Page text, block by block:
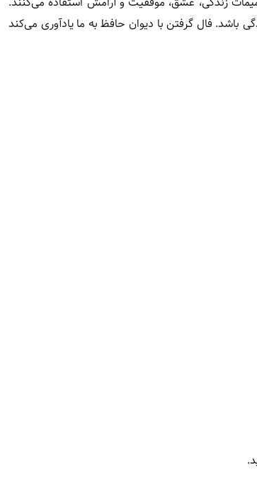
باشد. فال گرفتن با دیوان حافظ به ما یادآوری می‌کند